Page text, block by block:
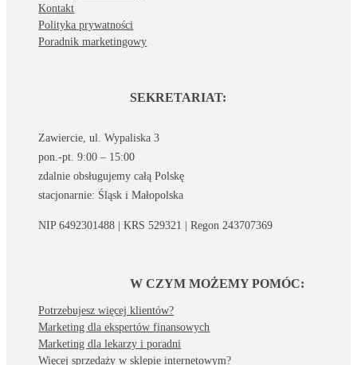
Kontakt
Polityka prywatności
Poradnik marketingowy
SEKRETARIAT:
Zawiercie, ul. Wypaliska 3
pon.-pt. 9:00 – 15:00
zdalnie obsługujemy całą Polskę
stacjonarnie: Śląsk i Małopolska
NIP 6492301488 | KRS 529321 | Regon 243707369
W CZYM MOŻEMY POMÓC:
Potrzebujesz więcej klientów?
Marketing dla ekspertów finansowych
Marketing dla lekarzy i poradni
Więcej sprzedaży w sklepie internetowym?